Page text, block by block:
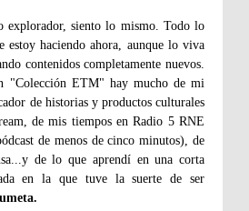
explorador, siento lo mismo. Todo lo
estoy haciendo ahora, aunque lo viva
contenidos completamente nuevos.
"Colección ETM" hay mucho de mi
de historias y productos culturales
de mis tiempos en Radio 5 RNE
de menos de cinco minutos), de
de lo que aprendí en una corta
en la que tuve la suerte de ser